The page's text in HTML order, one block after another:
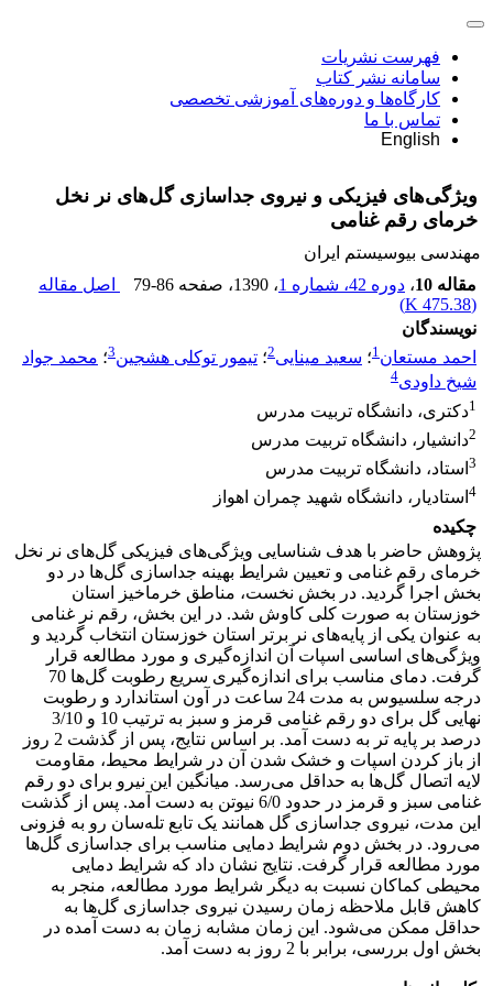
فهرست نشریات
سامانه نشر کتاب
کارگاه‌ها و دوره‌های آموزشی تخصصی
تماس با ما
English
ویژگی‌های فیزیکی و نیروی جداسازی گل‌های نر نخل
خرمای رقم غنامی
مهندسی بیوسیستم ایران
مقاله 10
، دوره 42، شماره 1 ، 1390 ، صفحه 79-86
اصل مقاله
(
475.38 K
)
نویسندگان
احمد مستعان1؛ سعید مینایی2؛ تیمور توکلی هشجین3؛ محمد جواد
شیخ داودی4
1دکتری، دانشگاه تربیت مدرس
2دانشیار، دانشگاه تربیت مدرس
3 استاد، دانشگاه تربیت مدرس
4 استادیار، دانشگاه شهید چمران اهواز
چکیده
پژوهش حاضر با هدف شناسایی ویژگی‌های فیزیکی گل‌های نر نخل
خرمای رقم غنامی و تعیین شرایط بهینه جداسازی گل‌ها در دو
بخش اجرا گردید. در بخش نخست، مناطق خرماخیز استان
خوزستان به صورت کلی کاوش شد. در این بخش، رقم نر غنامی
به عنوان یکی از پایه‌های نر برتر استان خوزستان انتخاب گردید و
ویژگی‌های اساسی اسپات آن اندازه‌گیری و مورد مطالعه قرار
گرفت. دمای مناسب برای اندازه‌گیری سریع رطوبت گل‌ها 70
درجه سلسیوس به مدت 24 ساعت در آون استاندارد و رطوبت
نهایی گل برای دو رقم غنامی قرمز و سبز به ترتیب 10 و 3/10
درصد بر پایه تر به دست آمد. بر اساس نتایج، پس از گذشت 2 روز
از باز کردن اسپات و خشک شدن آن در شرایط محیط، مقاومت
لایه اتصال گل‌ها به حداقل می‌رسد. میانگین این نیرو برای دو رقم
غنامی سبز و قرمز در حدود 6/0 نیوتن به دست آمد. پس از گذشت
این مدت، نیروی جداسازی گل همانند یک تابع تله‌سان رو به فزونی
می‌رود. در بخش دوم شرایط دمایی مناسب برای جداسازی گل‌ها
مورد مطالعه قرار گرفت. نتایج نشان داد که شرایط دمایی
محیطی کماکان نسبت به دیگر شرایط مورد مطالعه، منجر به
کاهش قابل ملاحظه زمان رسیدن نیروی جداسازی گل‌ها به
حداقل ممکن می‌شود. این زمان مشابه زمان به دست آمده در
بخش اول بررسی، برابر با 2 روز به دست آمد.